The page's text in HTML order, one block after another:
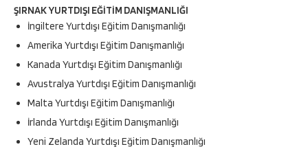
ŞIRNAK YURTDIŞI EĞİTİM DANIŞMANLIĞI
İngiltere Yurtdışı Eğitim Danışmanlığı
Amerika Yurtdışı Eğitim Danışmanlığı
Kanada Yurtdışı Eğitim Danışmanlığı
Avustralya Yurtdışı Eğitim Danışmanlığı
Malta Yurtdışı Eğitim Danışmanlığı
İrlanda Yurtdışı Eğitim Danışmanlığı
Yeni Zelanda Yurtdışı Eğitim Danışmanlığı